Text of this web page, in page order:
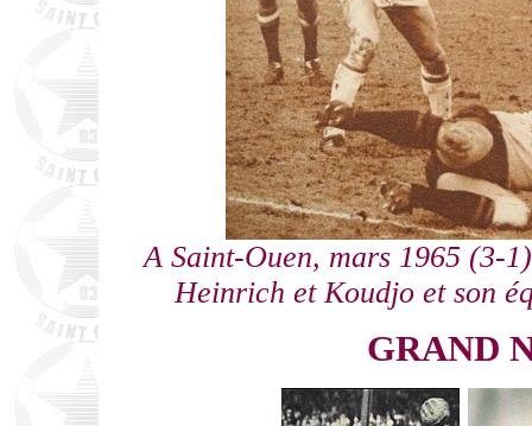
A Saint-Ouen, mars 1965 (3-
Heinrich et Koudjo et son
GRAND